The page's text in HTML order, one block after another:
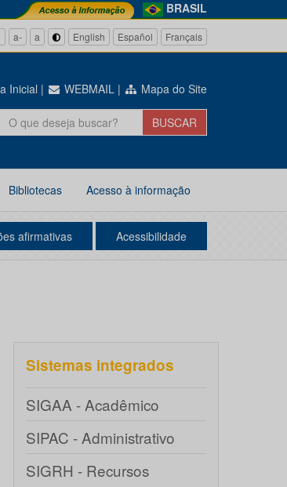
BRASIL
a- a English Español Français
Inicial | WEBMAIL | Mapa do Site
Bibliotecas Acesso à informação
afirmativas Acessibilidade
Sistemas integrados
SIGAA - Acadêmico
SIPAC - Administrativo
SIGRH - Recursos